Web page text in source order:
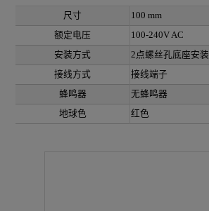
尺寸
100 mm
额定电压
100-240V AC
安装方式
2点螺丝孔底座安装
接线方式
接线端子
蜂鸣器
无蜂鸣器
地球色
红色